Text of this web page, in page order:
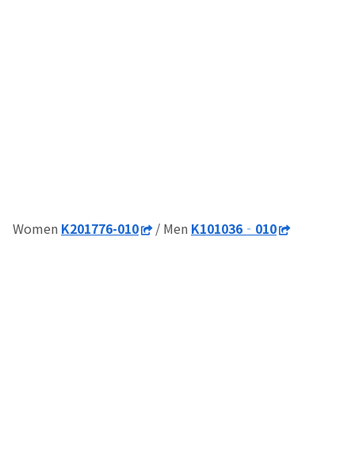
Women K201776-010 / Men K101036‐010